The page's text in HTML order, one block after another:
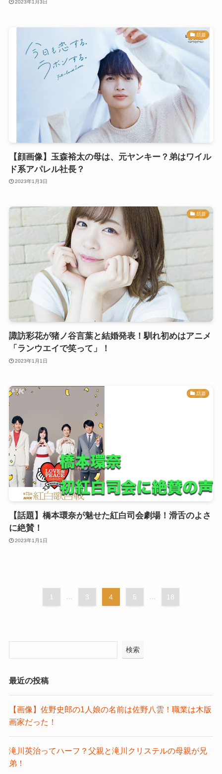
2023年1月3日
話題
【顔画像】玉森裕太の母は、元ヤンキー？弟はワイル
ド系アパレル社長？
2023年1月3日
話題
諏訪彩花が猪ノ谷言葉と結婚発表！馴れ初めはアニメ
「ランウエイで笑って」！
2023年1月1日
話題
【話題】橋本環奈が魅せた紅白司会劇場！滑舌のよさ
に絶賛！
2023年1月1日
1 ... 3 4 5 ... 18
検索
最近の投稿
【画像】佐野史郎の1人娘の名前は佐野八雲！職業は木版
画家だった！
滝川英治ってハーフ？父親と滝川クリステルの母親が兄
弟！